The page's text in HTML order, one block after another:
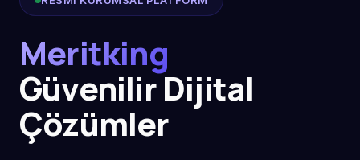
Meritking
Güvenilir Dijital
Çözümler